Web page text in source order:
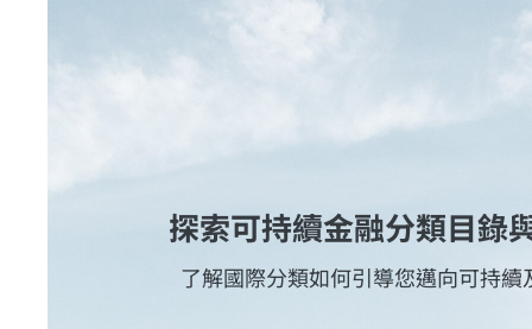
探索可持續金融分類目錄
了解國際分類如何引導您邁向可持續